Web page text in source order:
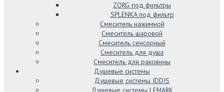
ZORG под фильтры
SPLENKA под фильтр
Смеситель нажимной
Смеситель шаровой
Смеситель сенсорный
Смеситель для душа
Смеситель для раковины
Душевые системы
Душевые системы IDDIS
Душевые системы LEMARK